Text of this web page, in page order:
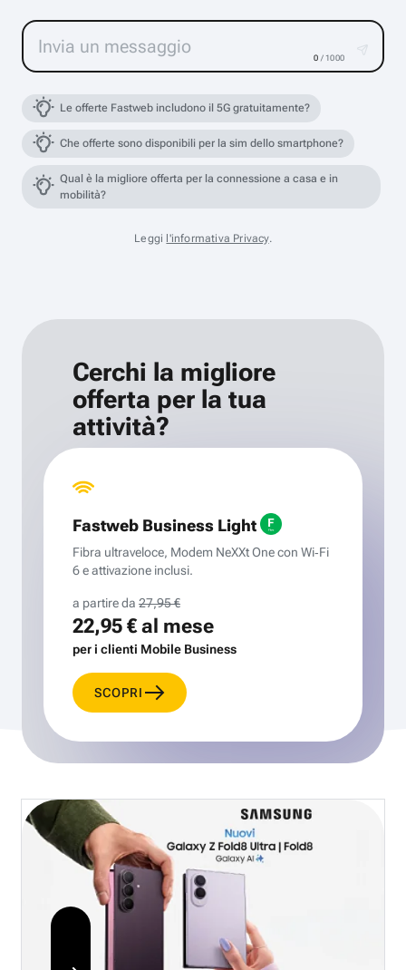
0 / 1000
Le offerte Fastweb includono il 5G gratuitamente?
Che offerte sono disponibili per la sim dello smartphone?
Qual è la migliore offerta per la connessione a casa e in
mobilità?
Leggi l'informativa Privacy.
Cerchi la migliore
offerta per la tua
attività?
Fastweb Business Light
Fibra ultraveloce, Modem NeXXt One con Wi‑Fi
6 e attivazione inclusi.
a partire da 27,95 €
22,95 €al mese
per i clienti Mobile Business
SCOPRI